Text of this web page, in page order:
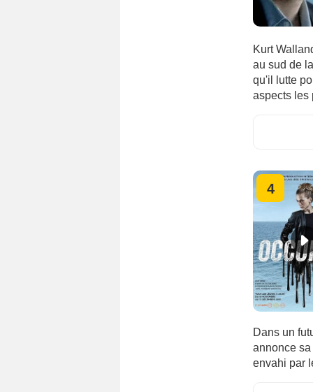
Kurt
au sud de
qu'il lutte
aspects les
4
Dans un
annonce
envahi par